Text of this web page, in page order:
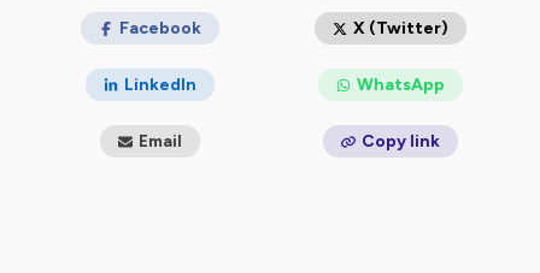
---------------
Morin , prêtre du diocèse de Paris, enseignant au Collège
des Bernardins (FND, ISSR, Cours Publics), Directeur du
Réalisation: Conférence des évêques de France.
Facebook X (Twitter)
LinkedIn WhatsApp
Email Copy link